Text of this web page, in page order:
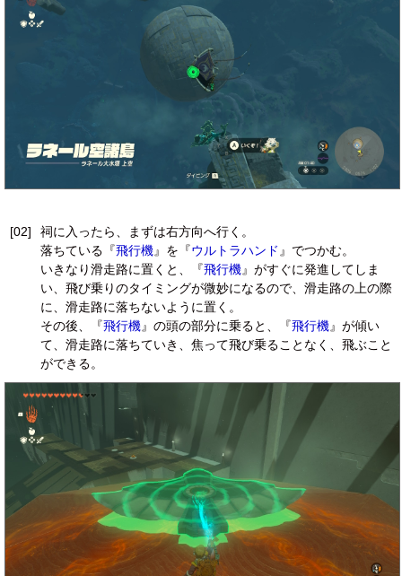
[02]
祠に入ったら、まずは右方向へ行く。
落ちている『飛行機』を『ウルトラハンド 』でつかむ。
いきなり滑走路に置くと、『飛行機』がすぐに発進してしま
い、飛び乗りのタイミングが微妙になるので、滑走路の上の際
に、滑走路に落ちないように置く。
その後、『飛行機』の頭の部分に乗ると、『飛行機』が傾い
て、滑走路に落ちていき、焦って飛び乗ることなく、飛ぶこと
ができる。